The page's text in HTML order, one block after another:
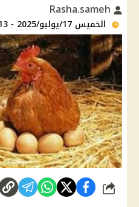
الخميس 17/يوليو/2025 - 10:13 م
شارك